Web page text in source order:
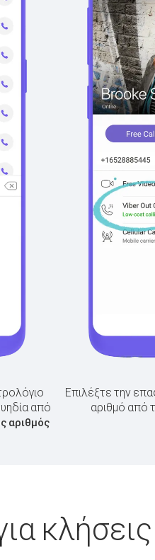
από
αριθμός
Επιλέξτε την
αριθμό από